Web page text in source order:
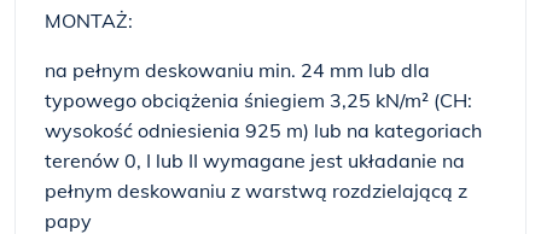
MONTAŻ:
na pełnym deskowaniu min. 24 mm lub dla
typowego obciążenia śniegiem 3,25 kN/m² (CH:
wysokość odniesienia 925 m) lub na kategoriach
terenów 0, I lub II wymagane jest układanie na
pełnym deskowaniu z warstwą rozdzielającą z
papy